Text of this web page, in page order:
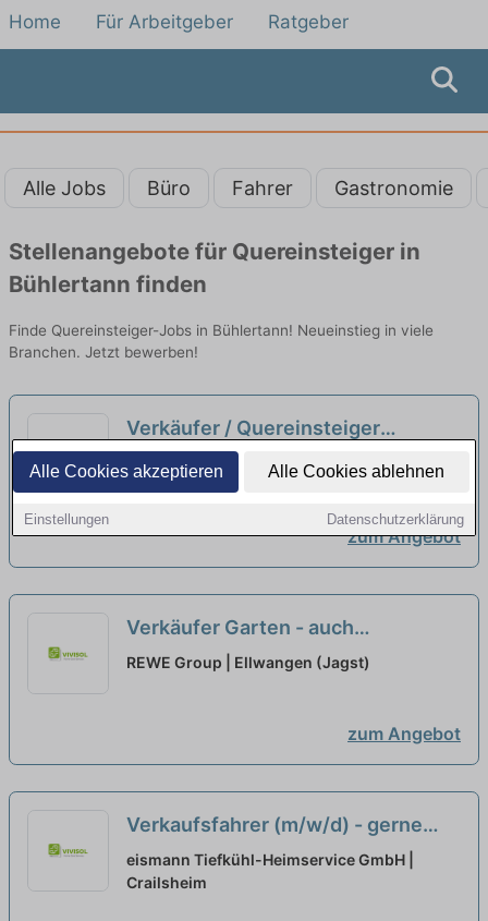
Alle Cookies akzeptieren Alle Cookies ablehnen
Einstellungen Datenschutzerklärung
Home Für Arbeitgeber Ratgeber
Alle Jobs Büro Fahrer Gastronomie
Stellenangebote für Quereinsteiger in
Bühlertann finden
Finde Quereinsteiger-Jobs in Bühlertann! Neueinstieg in viele
Branchen. Jetzt bewerben!
Verkäufer / Quereinsteiger
Bedientheke / Metzgerei (m/w/d)
neu
Heiko Schnell Inh. Anja Schnell e.K. |
Ellwangen (Jagst)
zum Angebot
Verkäufer Garten - auch
Quereinsteiger (m/w/d)
REWE Group | Ellwangen (Jagst)
zum Angebot
Verkaufsfahrer (m/w/d) - gerne
auch Quereinsteiger neu
eismann Tiefkühl-Heimservice GmbH |
Crailsheim